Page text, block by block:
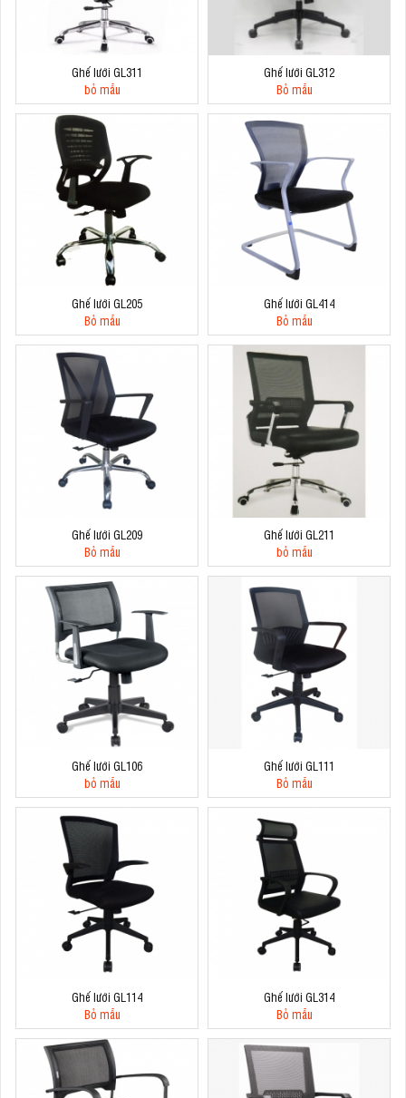
Ghế lưới GL311
bỏ mẫu
Ghế lưới GL312
Bỏ mẫu
Ghế lưới GL205
Bỏ mẫu
Ghế lưới GL414
Bỏ mẫu
Ghế lưới GL209
Bỏ mẫu
Ghế lưới GL211
bỏ mẫu
Ghế lưới GL106
bỏ mẫu
Ghế lưới GL111
Bỏ mẫu
Ghế lưới GL114
Bỏ mẫu
Ghế lưới GL314
Bỏ mẫu